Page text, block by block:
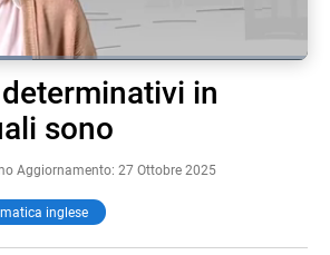
in
sono
Aggiornamento: 27 Ottobre 2025
inglese